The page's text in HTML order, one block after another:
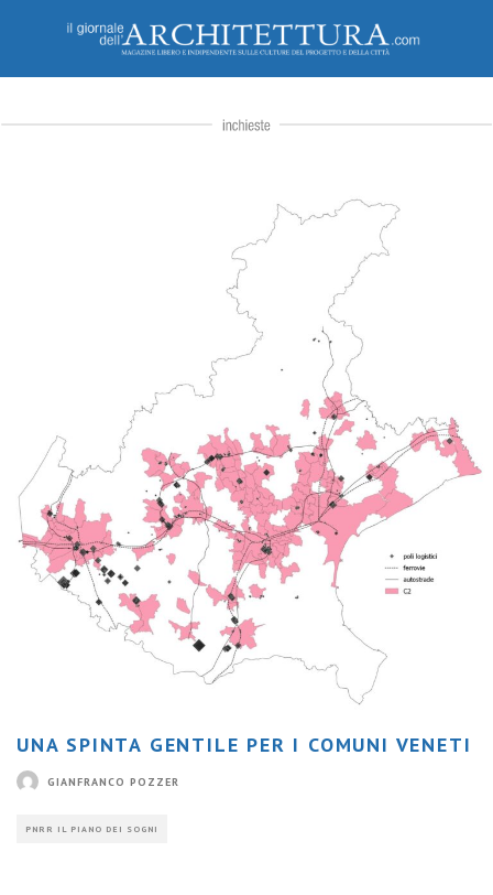
UNA SPINTA GENTILE PER I COMUNI VENETI
GIANFRANCO POZZER
PNRR IL PIANO DEI SOGNI